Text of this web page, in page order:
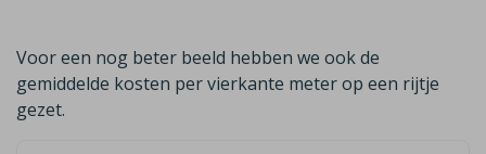
Voor een nog beter beeld hebben we ook de
gemiddelde kosten per vierkante meter op een rijtje
gezet.